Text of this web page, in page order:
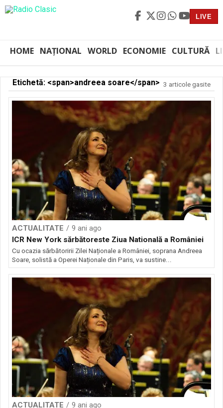
LIVE
HOME NAȚIONAL WORLD ECONOMIE CULTURĂ
Etichetă: <span>andreea soare</span> 3 articole gasite
ACTUALITATE
9 ani ago
ICR New York sărbătoreste Ziua Natională a României
Cu ocazia sărbătoririi Zilei Naționale a României, soprana Andreea
Soare, solistă a Operei Naționale din Paris, va sustine...
ACTUALITATE
9 ani ago